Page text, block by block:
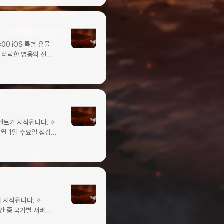
치 당 크론
상자 (하급) 오브
을 5~9개 중
방어형
의 무기고2단계
빛나는 상급
의 전당
5회빛나는 특급
회)11500만
유물상자450
오브
빛나는 스킬
7517 7518 7619 8620 97 ✦ 유물 승급 ✧ 유물 승급 시 유물별로 유물이 보유한 기본 능력치 종류가 추가됩니다.유물 아이템명유물 옵션희귀등급고대등급전설등급온의 깃털공격력26~142(최대 15강화)34~307(최대 20강화)43~650(최대 25강화)PvP 치명타 피해량 증가5%10%15%기본 공격위력 증가-5%10%일반 몬스터 피해량 증가--10%온의 왕관공격력26~142(최대 15강화)34~307(최대 20강화)43~650(최대 25강화)PvP 치명타 피해량 감소5%10%15%기본 공격위력 증가-5%10%보스 몬스터피해량 증가--10%온의 성배방어력26~142(최대 15강화)34~307(최대 20강화)43~650(최대 25강화)PvP상태 이상 적중5%10%15%PvP피해량 증가-5%10%이동 속도 증가--5%온의 나침반방어력26~142(최대 15강화)34~307(최대 20강화)43~650(최대 25강화)PvP상태 이상 저항5%10%15%PvP피해량 감소-5%10%이동 속도 증가--5% ✧ 유물을 한 단계 높은 등급으로 승급시키기 위해서는 발베론 기반 콘텐츠에서 획득할 수 있는 재료로 제작하는 전용 승급서 아이템이 필요합니다. ▸ 유물 승급서 재료 아이템별 획득처 정보아이템명제작 재료획득처고대 유물 승급서희귀 유물 파편희귀 유물 분해희귀 유물 결정발베론, 타락한 영웅의 전당 5층 드롭전설 유물 승급서고대 유물 파편고대 유물 분해고대 유물 결정희귀 유물 결정으로 제작유물 핵발베론,타락한 영웅의 전당 5층 출현 보스 보상 ▸ 유물 승급서 제작식제작 아이템재료 아이템제작 비용성공 확률아이템명개수고대 유물 승급서희귀 유물 파편3001000만 크론30%희귀 유물 결정100전설 유물 승급서고대 유물 파편205000만 크론30%고대 유물 결정10유물 핵1 ✦ 신규 업적이 추가됩니다. ✧ 발베론 지역 영지/필드 보스 처치 횟수에 따라 업적 달성 보상이 지급됩니다.달성 조건보상보스 종류처치 횟수아이템명개수영지 보스 처치/필드 보스 처치1유물강화석22345유물강화석36789유물강화석510 이벤트 ✦ 파라솔 이벤트가 시작됩니다. ✧ 이벤트 기간 동안 의뢰 보상으로 지급되는 ‘파라솔’을 다양한 보상으로 교환할 수 있습니다. ✧ 이벤트 기간: 2026년 7월 8일 수요일 점검 후 ~ 2026년 7월 29일 수요일 점검 전 ✧ 이벤트 진행 방법 ▸ 이벤트 기간 동안 의뢰 완료 시 보상으로 ‘파라솔’을 2개씩 획득합니다. ❈ 획득한 파라솔은 개당 10크론에 상점 판매 가능합니다. 이벤트 기간 중 상점 판매하지 않도록 주의 부탁드리며, 이벤트 기간이 종료
수수께끼 알 (1회)